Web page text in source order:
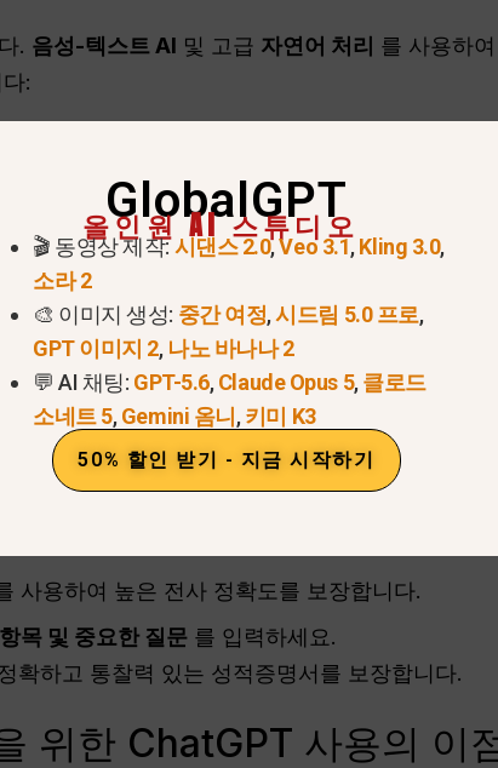
. 음성-텍스트 AI 및 고급 자연어 처리 를 사용하
:
.
어, 스페인어 등 다양한 언어를 지원합니다.
, 작업 목록, 이메일 등입니다.
크다운으로 변환하거나 Notion, 트렐로와 같은
가능한 콘텐츠로 전환할 수 있는 원스톱 솔루션
텍스트로 정확하게 변환하
용하여 음성 단어를 문자로 변환합니다. 시스템:
세션에서 선명한 오디오 제공
사용하여 높은 전사 정확도를 보장합니다.
목 및 중요한 질문 를 입력하세요.
확하고 통찰력 있는 성적증명서를 보장합니다.
위한 ChatGPT 사용의 이
GlobalGPT
올인원 AI 스튜디오
🎬 동영상 제작:시댄스 2.0,Veo 3.1,Kling 3.0,
소라 2
🎨 이미지 생성: 중간 여정,시드림 5.0 프로,
GPT 이미지 2, 나노 바나나 2
💬 AI 채팅: GPT-5.6,Claude Opus 5,클로드
소네트 5,Gemini 옴니,키미 K3
50% 할인 받기 - 지금 시작하기